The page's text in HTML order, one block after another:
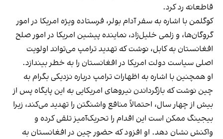
قاطعانه رد کرد.
کوگلمن با اشاره به سفر آدام بولر، فرستاده ویژه امریکا در امور
گروگان‌ها، و زلمی خلیل‌زاد، نماینده پیشین امریکا در امور صلح
افغانستان به کابل، نوشت که تهدید ترامپ می‌تواند اولویت
اصلی سیاست دولت امریکا در افغانستان را به خطر بیندازد.
او همچنین با اشاره به اظهارات ترامپ درباره نزدیکی بگرام به
چین نوشت که بازگرداندن نیروهای امریکایی به این پایگاه پس از
بیش از چهار سال، احتمالاً منافع واشنگتن را تهدید می‌کند، زیرا
بیجینگ ممکن است این اقدام را تحریک‌آمیز تلقی کرده و
واکنش نشان دهد. او افزود که حضور چین در افغانستان به